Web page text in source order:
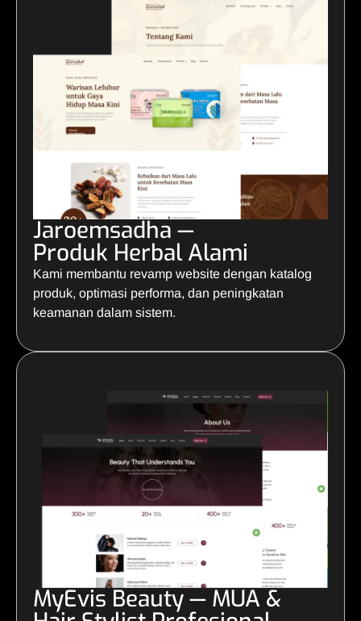
Jaroemsadha —
Produk Herbal Alami
Kami membantu revamp website dengan katalog
produk, optimasi performa, dan peningkatan
keamanan dalam sistem.
MyEvis Beauty — MUA &